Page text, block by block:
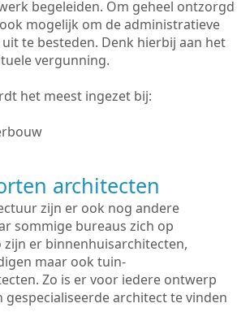
begeleiden. Om geheel ontzorgd
mogelijk om de administratieve
te besteden. Denk hierbij aan het
vergunning.
het meest ingezet bij:
architecten
zijn er ook nog andere
sommige bureaus zich op
zijn er binnenhuisarchitecten,
maar ook tuin-
Zo is er voor iedere ontwerp
gespecialiseerde architect te vinden